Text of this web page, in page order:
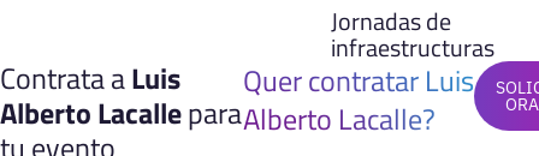
Jornadas de
infraestructuras
Contrata aLuis
Alberto Lacallepara
Quer contratar Luis
Alberto Lacalle?